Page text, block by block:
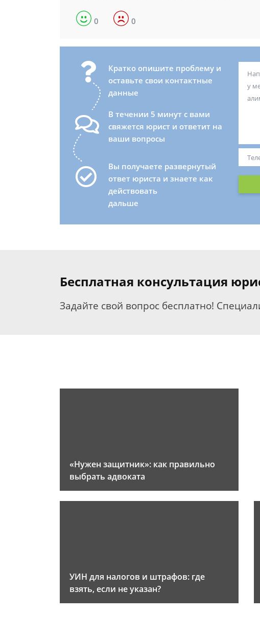
0 0
Кратко опишите проблему и
оставьте свои контактные
данные
В течении 5 минут с вами
свяжется юрист и ответит на
ваши вопросы
Вы получаете развернутый
ответ юриста и знаете как
действовать
дальше
Бесплатная консультация
Задайте свой вопрос бесплатно!
«Нужен защитник»: как правильно
выбрать адвоката
УИН для налогов и штрафов: где
взять, если не указан?